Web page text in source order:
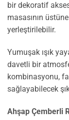
bir dekoratif
masasının
yerleştirilebilir.
Yumuşak ışık
davetli bir
kombinasyonu,
sağlayabilecek
Ahşap Çemberli